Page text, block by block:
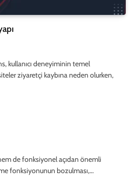
kullanıcı deneyiminin temel
ziyaretçi kaybına neden olurken,
de fonksiyonel açıdan önemli
fonksiyonunun bozulması,…